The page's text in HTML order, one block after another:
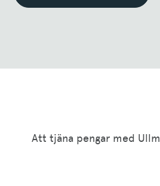
Att tjäna pengar med